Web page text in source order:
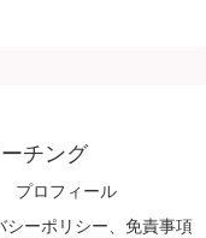
チング
プロフィール
シーポリシー、免責事項